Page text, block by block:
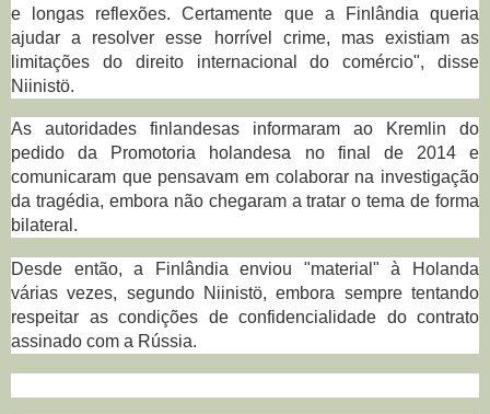
e longas reflexões. Certamente que a Finlândia queria
ajudar a resolver esse horrível crime, mas existiam as
limitações do direito internacional do comércio", disse
Niinistö.
As autoridades finlandesas informaram ao Kremlin do
pedido da Promotoria holandesa no final de 2014 e
comunicaram que pensavam em colaborar na investigação
da tragédia, embora não chegaram a tratar o tema de forma
bilateral.
Desde então, a Finlândia enviou "material" à Holanda
várias vezes, segundo Niinistö, embora sempre tentando
respeitar as condições de confidencialidade do contrato
assinado com a Rússia.